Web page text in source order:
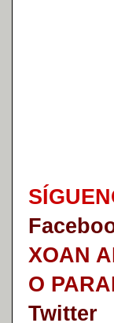
SÍ
Facebo
XOAN
O
Twitter